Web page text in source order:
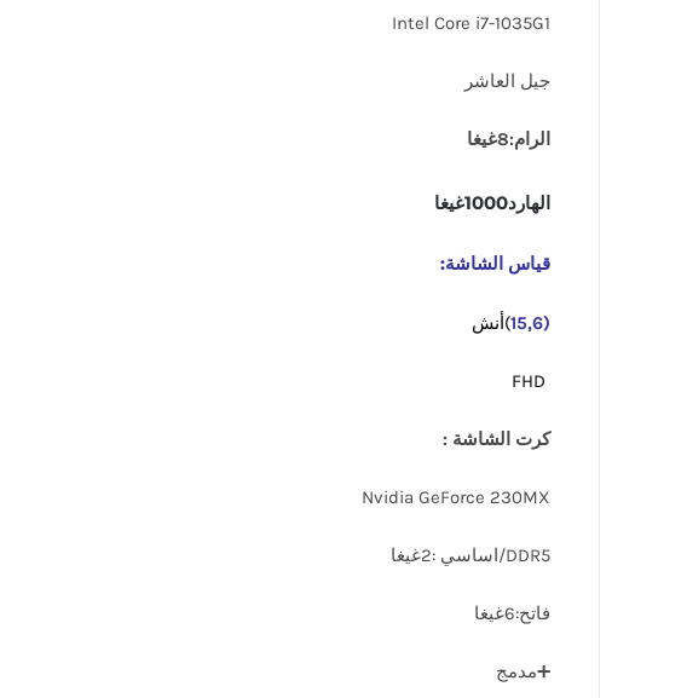
Intel Core i7-1035G1
جيل العاشر
الرام:8غيغا
الهارد1000غيغا
قياس الشاشة:
(15,6 )أنش
كرت الشاشة :
Nvidia GeForce 230MX
DDR5/اساسي :2غيغا
فاتح:6غيغا
➕مدمج